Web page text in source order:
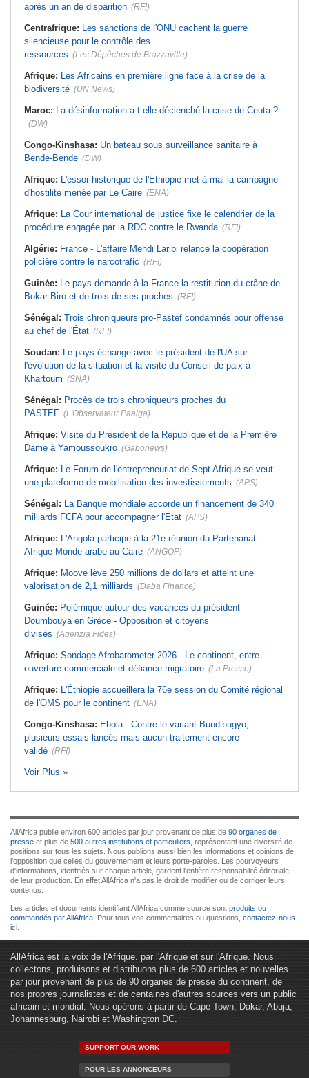
après un an de disparition (RFI)
Centrafrique: Les sanctions de l'ONU cachent la guerre
silencieuse pour le contrôle des
ressources (Les Dépêches de Brazzaville)
Afrique: Les Africains en première ligne face à la crise de la
biodiversité (UN News)
Maroc: La désinformation a-t-elle déclenché la crise de Ceuta ?
(DW)
Congo-Kinshasa: Un bateau sous surveillance sanitaire à
Bende-Bende (DW)
Afrique: L'essor historique de l'Éthiopie met à mal la campagne
d'hostilité menée par Le Caire (ENA)
Afrique: La Cour international de justice fixe le calendrier de la
procédure engagée par la RDC contre le Rwanda (RFI)
Algérie: France - L'affaire Mehdi Laribi relance la coopération
policière contre le narcotrafic (RFI)
Guinée: Le pays demande à la France la restitution du crâne de
Bokar Biro et de trois de ses proches (RFI)
Sénégal: Trois chroniqueurs pro-Pastef condamnés pour offense
au chef de l'État (RFI)
Soudan: Le pays échange avec le président de l'UA sur
l'évolution de la situation et la visite du Conseil de paix à
Khartoum (SNA)
Sénégal: Procès de trois chroniqueurs proches du
PASTEF (L'Observateur Paalga)
Afrique: Visite du Président de la République et de la Première
Dame à Yamoussoukro (Gabonews)
Afrique: Le Forum de l'entrepreneuriat de Sept Afrique se veut
une plateforme de mobilisation des investissements (APS)
Sénégal: La Banque mondiale accorde un financement de 340
milliards FCFA pour accompagner l'Etat (APS)
Afrique: L'Angola participe à la 21e réunion du Partenariat
Afrique-Monde arabe au Caire (ANGOP)
Afrique: Moove lève 250 millions de dollars et atteint une
valorisation de 2,1 milliards (Daba Finance)
Guinée: Polémique autour des vacances du président
Doumbouya en Grèce - Opposition et citoyens
divisés (Agenzia Fides)
Afrique: Sondage Afrobarometer 2026 - Le continent, entre
ouverture commerciale et défiance migratoire (La Presse)
Afrique: L'Éthiopie accueillera la 76e session du Comité régional
de l'OMS pour le continent (ENA)
Congo-Kinshasa: Ebola - Contre le variant Bundibugyo,
plusieurs essais lancés mais aucun traitement encore
validé (RFI)
Voir Plus »
AllAfrica publie environ 600 articles par jour provenant de plus de 90 organes de
presse et plus de 500 autres institutions et particuliers , représentant une diversité de
positions sur tous les sujets. Nous publions aussi bien les informations et opinions de
l'opposition que celles du gouvernement et leurs porte-paroles. Les pourvoyeurs
d'informations, identifiés sur chaque article, gardent l'entière responsabilité éditoriale
de leur production. En effet AllAfrica n'a pas le droit de modifier ou de corriger leurs
contenus.
Les articles et documents identifiant AllAfrica comme source sont produits ou
commandés par AllAfrica . Pour tous vos commentaires ou questions, contactez-nous
ici
AllAfrica est la voix de l'Afrique. par l'Afrique et sur l'Afrique. Nous
collectons, produisons et distribuons plus de 600 articles et nouvelles
par jour provenant de plus de 90 organes de presse du continent, de
nos propres journalistes et de centaines d'autres sources vers un public
africain et mondial. Nous opérons à partir de Cape Town, Dakar, Abuja,
Johannesburg, Nairobi et Washington DC.
SUPPORT OUR WORK
POUR LES ANNONCEURS